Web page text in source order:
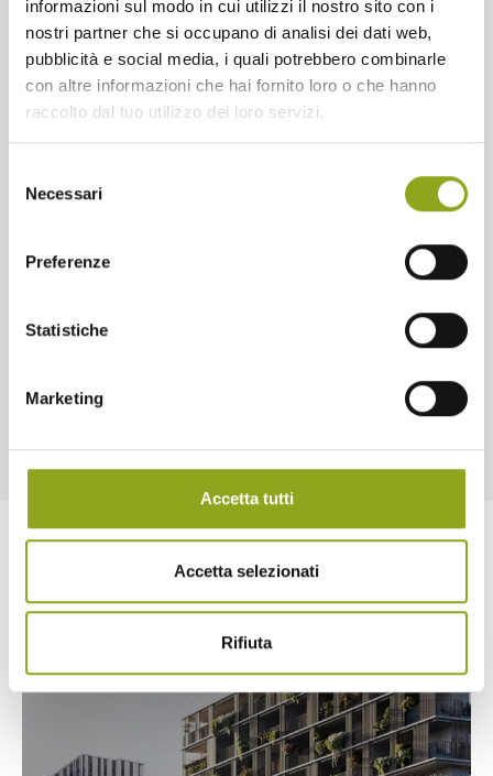
informazioni sul modo in cui utilizzi il nostro sito con i
nostri partner che si occupano di analisi dei dati web,
pubblicità e social media, i quali potrebbero combinarle
con altre informazioni che hai fornito loro o che hanno
raccolto dal tuo utilizzo dei loro servizi.
delNecessari
Preferenze
Statistiche
Marketing
Accetta tutti
Accetta selezionati
Rifiuta
24/07/2026 DALLE 08:30 ALLE 09:30
Fitness Ballet per un risveglio elegante
e tonificante
Ballet nella conference hall della Cascina: 45 minuti di
tonificare i muscoli unendo la grazia del balletto.